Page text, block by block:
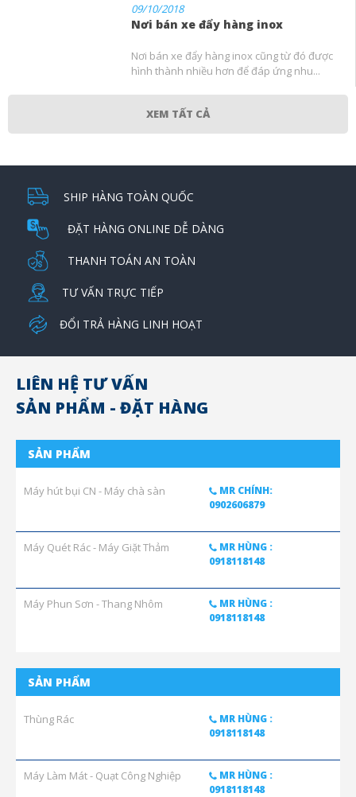
09/10/2018
Nơi bán xe đẩy hàng inox
Nơi bán xe đẩy hàng inox cũng từ đó được
hình thành nhiều hơn để đáp ứng nhu...
XEM TẤT CẢ
SHIP HÀNG TOÀN QUỐC
ĐẶT HÀNG ONLINE DỄ DÀNG
THANH TOÁN AN TOÀN
TƯ VẤN TRỰC TIẾP
ĐỔI TRẢ HÀNG LINH HOẠT
LIÊN HỆ TƯ VẤN
SẢN PHẨM - ĐẶT HÀNG
SẢN PHẨM
Máy hút bụi CN - Máy chà sàn
MR CHÍNH:
0902606879
Máy Quét Rác - Máy Giặt Thảm
MR HÙNG :
0918118148
Máy Phun Sơn - Thang Nhôm
MR HÙNG :
0918118148
SẢN PHẨM
Thùng Rác
MR HÙNG :
0918118148
Máy Làm Mát - Quạt Công Nghiệp
MR HÙNG :
0918118148